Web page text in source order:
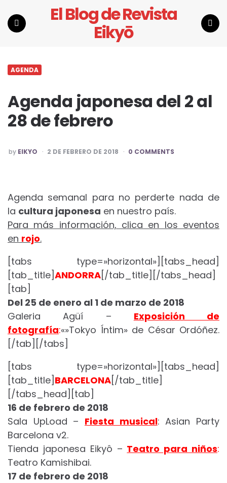
El Blog de Revista
Eikyō
AGENDA
Agenda japonesa del 2 al
28 de febrero
POSTED
BY
by EIKYO 2 DE FEBRERO DE 2018 0 COMMENTS
Agenda semanal para no perderte nada de
la cultura japonesa en nuestro país.
Para más información, clica en los eventos
en rojo.
[tabs type=»horizontal»][tabs_head]
[tab_title]ANDORRA[/tab_title][/tabs_head]
[tab]
Del 25 de enero al 1 de marzo de 2018
Galeria Agüí – Exposición de
fotografía:«»Tokyo Íntim» de César Ordóñez.
[/tab][/tabs]
[tabs type=»horizontal»][tabs_head]
[tab_title] BARCELONA[/tab_title]
[/tabs_head][tab]
16 de febrero de 2018
Sala UpLoad – Fiesta musical: Asian Party
Barcelona v2.
Tienda japonesa Eikyô – Teatro para niños:
Teatro Kamishibai.
17 de febrero de 2018